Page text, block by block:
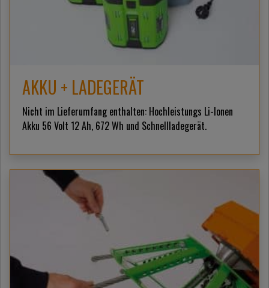
AKKU + LADEGERÄT
Nicht im Lieferumfang enthalten: Hochleistungs Li-Ionen
Akku 56 Volt 12 Ah, 672 Wh und Schnellladegerät.